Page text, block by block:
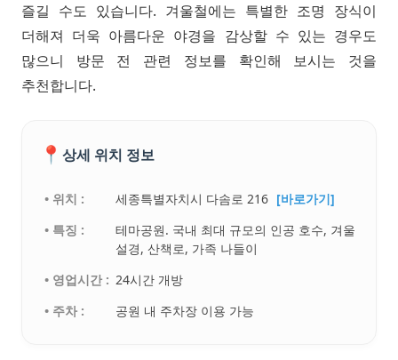
즐길 수도 있습니다. 겨울철에는 특별한 조명 장식이
더해져 더욱 아름다운 야경을 감상할 수 있는 경우도
많으니 방문 전 관련 정보를 확인해 보시는 것을
추천합니다.
📍 상세 위치 정보
• 위치 : 세종특별자치시 다솜로 216 [바로가기]
• 특징 :
테마공원. 국내 최대 규모의 인공 호수, 겨울
설경, 산책로, 가족 나들이
• 영업시간 : 24시간 개방
• 주차 :
공원 내 주차장 이용 가능